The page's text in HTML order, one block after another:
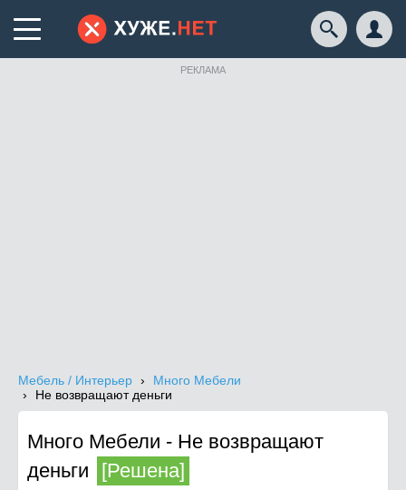
РЕКЛАМА
Мебель / Интерьер
Много Мебели
Не возвращают деньги
Много Мебели - Не возвращают
деньги
[Решена]